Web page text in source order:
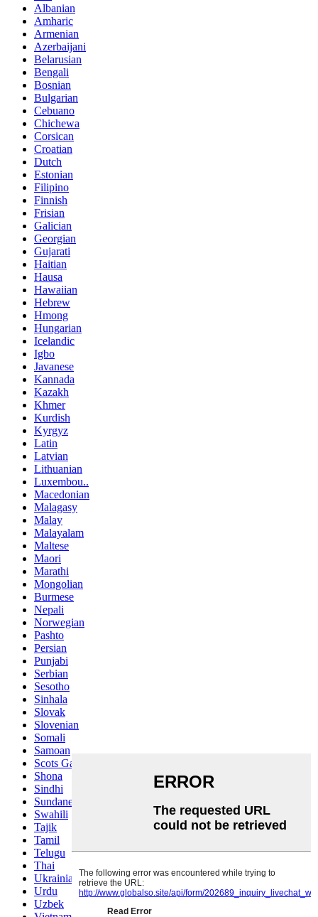
Albanian
Amharic
Armenian
Azerbaijani
Belarusian
Bengali
Bosnian
Bulgarian
Cebuano
Chichewa
Corsican
Croatian
Dutch
Estonian
Filipino
Finnish
Frisian
Galician
Georgian
Gujarati
Haitian
Hausa
Hawaiian
Hebrew
Hmong
Hungarian
Icelandic
Igbo
Javanese
Kannada
Kazakh
Khmer
Kurdish
Kyrgyz
Latin
Latvian
Lithuanian
Luxembou..
Macedonian
Malagasy
Malay
Malayalam
Maltese
Maori
Marathi
Mongolian
Burmese
Nepali
Norwegian
Pashto
Persian
Punjabi
Serbian
Sesotho
Sinhala
Slovak
Slovenian
Somali
Samoan
Scots Gaelic
Shona
Sindhi
Sundanese
Swahili
Tajik
Tamil
Telugu
Thai
Ukrainian
Urdu
Uzbek